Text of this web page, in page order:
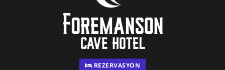
REZERVASYON